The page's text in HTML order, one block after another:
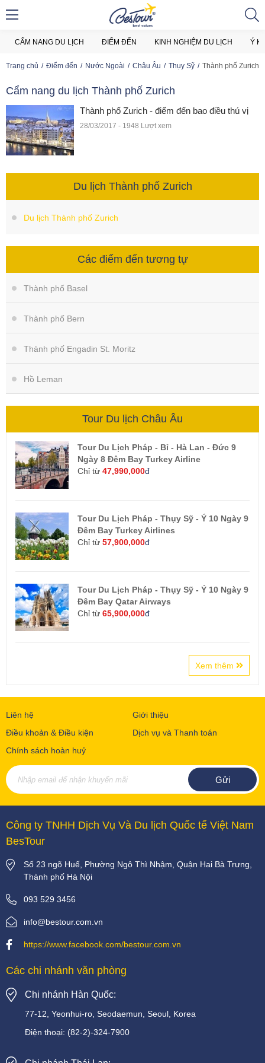
CẨM NANG DU LỊCH ĐIỂM ĐẾN KINH NGHIỆM DU LỊCH Ý
Trang chủ Điểm đến Nước Ngoài Châu Âu Thụy Sỹ Thành phố Zurich
Cẩm nang du lịch Thành phố Zurich
Thành phố Zurich - điểm đến bao điều thú vị
28/03/2017 - 1948 Lượt xem
Du lịch Thành phố Zurich
Du lịch Thành phố Zurich
Các điểm đến tương tự
Thành phố Basel
Thành phố Bern
Thành phố Engadin St. Moritz
Hồ Leman
Tour Du lịch Châu Âu
Tour Du Lịch Pháp - Bỉ - Hà Lan - Đức 9
Ngày 8 Đêm Bay Turkey Airline
Chỉ từ 47,990,000đ
Tour Du Lịch Pháp - Thụy Sỹ - Ý 10 Ngày 9
Đêm Bay Turkey Airlines
Chỉ từ 57,900,000đ
Tour Du Lịch Pháp - Thụy Sỹ - Ý 10 Ngày 9
Đêm Bay Qatar Airways
Chỉ từ 65,900,000đ
Xem thêm
Liên hệ
Giới thiệu
Điều khoản & Điều kiện
Dịch vụ và Thanh toán
Chính sách hoàn huỷ
Công ty TNHH Dịch Vụ Và Du lịch Quốc tế Việt Nam
BesTour
Số 23 ngõ Huế, Phường Ngô Thì Nhậm, Quận Hai Bà Trưng,
Thành phố Hà Nội
093 529 3456
info@bestour.com.vn
https://www.facebook.com/bestour.com.vn
Các chi nhánh văn phòng
Chi nhánh Hàn Quốc:
77-12, Yeonhui-ro, Seodaemun, Seoul, Korea
Điện thoại: (82-2)-324-7900